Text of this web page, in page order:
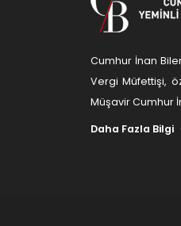
Cumhur İnan
Vergi Müfettişi,
Müşavir Cumhur
Daha Fazla Bilgi